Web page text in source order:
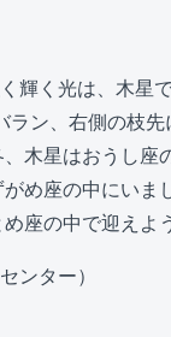
輝く光は、木星
ラン、右側の枝
木星はおうし
め座の中にい
座の中で迎えよ
ンター）